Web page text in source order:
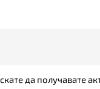
да получавате